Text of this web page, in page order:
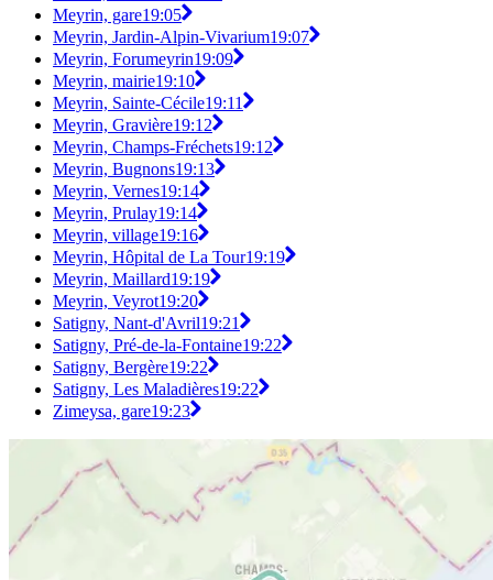
Meyrin, gare19:05
Meyrin, Jardin-Alpin-Vivarium19:07
Meyrin, Forumeyrin19:09
Meyrin, mairie19:10
Meyrin, Sainte-Cécile19:11
Meyrin, Gravière19:12
Meyrin, Champs-Fréchets19:12
Meyrin, Bugnons19:13
Meyrin, Vernes19:14
Meyrin, Prulay19:14
Meyrin, village19:16
Meyrin, Hôpital de La Tour19:19
Meyrin, Maillard19:19
Meyrin, Veyrot19:20
Satigny, Nant-d'Avril19:21
Satigny, Pré-de-la-Fontaine19:22
Satigny, Bergère19:22
Satigny, Les Maladières19:22
Zimeysa, gare19:23